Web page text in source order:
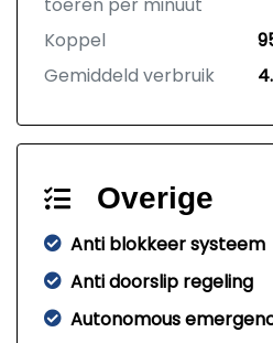
Koppel
Gemiddeld verbruik
Overige
Anti blokkeer systeem
Anti doorslip regeling
Autonomous